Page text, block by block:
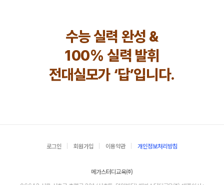
수능 실력 완성 &
100% 실력 발휘
전대실모가 ‘답’입니다.
로그인 회원가입 이용약관 개인정보처리방침
메가스터디교육㈜